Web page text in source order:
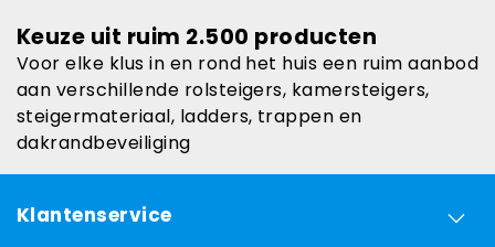
Keuze uit ruim 2.500 producten
Voor elke klus in en rond het huis een ruim aanbod
aan verschillende rolsteigers, kamersteigers,
steigermateriaal, ladders, trappen en
dakrandbeveiliging
Klantenservice